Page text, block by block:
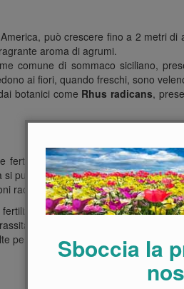
può crescere fino a 2 metri
aroma di agrumi.
comune di sommaco siciliano,
ai fiori, quando freschi, sono
botanici come Rhus radicans,
fertile. Ama il pieno sole ma si
può stimolare la crescita di nuova
radicali alla fine dell’inverno.
organico, evitando gli
Sono piante molto adatte a
per la forma particolare meglio se
Sboccia la